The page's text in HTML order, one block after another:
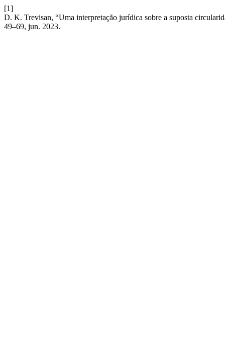
[1]
D. K. Trevisan, “Uma interpretação jurídica sobre a suposta
49–69, jun. 2023.